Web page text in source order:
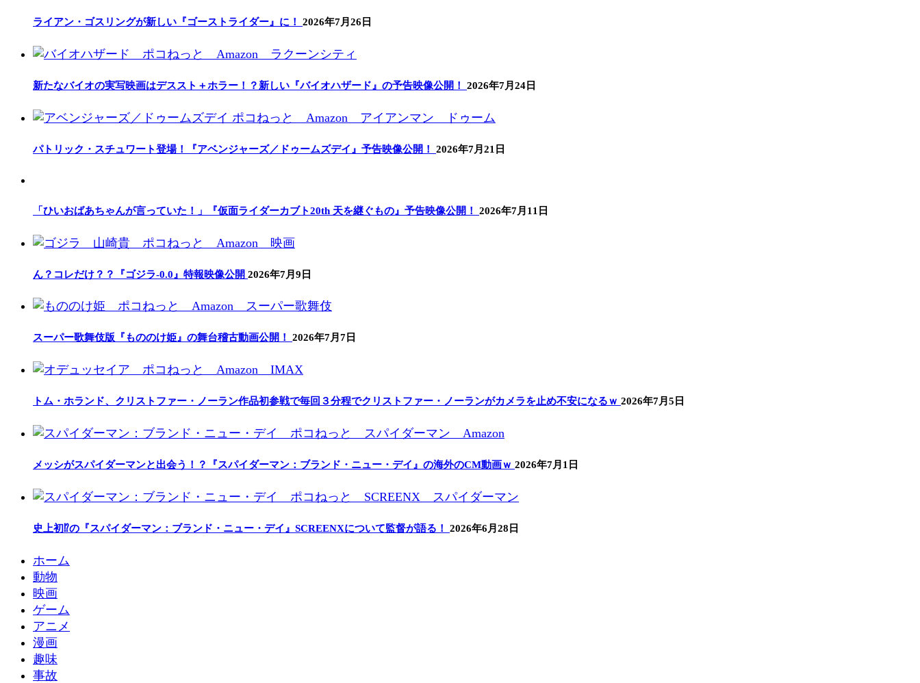
ライアン・ゴスリングが新しい『ゴーストライダー』に！ 2026年7月26日
新たなバイオの実写映画はデススト＋ホラー！？新しい『バイオハザード』の予告映像公開！ 2026年7月24日
パトリック・スチュワート登場！『アベンジャーズ／ドゥームズデイ』予告映像公開！ 2026年7月21日
「ひいおばあちゃんが言っていた！」『仮面ライダーカブト20th 天を継ぐもの』予告映像公開！ 2026年7月11日
ん？コレだけ？？『ゴジラ-0.0』特報映像公開 2026年7月9日
スーパー歌舞伎版『もののけ姫』の舞台稽古動画公開！ 2026年7月7日
トム・ホランド、クリストファー・ノーラン作品初参戦で毎回３分程でクリストファー・ノーランがカメラを止め不安になるｗ 2026年7月5日
メッシがスパイダーマンと出会う！？『スパイダーマン：ブランド・ニュー・デイ』の海外のCM動画ｗ 2026年7月1日
史上初⁉の『スパイダーマン：ブランド・ニュー・デイ』SCREENXについて監督が語る！ 2026年6月28日
ホーム
動物
映画
ゲーム
アニメ
漫画
趣味
事故